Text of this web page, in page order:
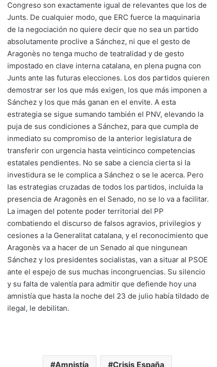
Congreso son exactamente igual de relevantes que los de
Junts. De cualquier modo, que ERC fuerce la maquinaria
de la negociación no quiere decir que no sea un partido
absolutamente proclive a Sánchez, ni que el gesto de
Aragonès no tenga mucho de teatralidad y de gesto
impostado en clave interna catalana, en plena pugna con
Junts ante las futuras elecciones. Los dos partidos quieren
demostrar ser los que más exigen, los que más imponen a
Sánchez y los que más ganan en el envite. A esta
estrategia se sigue sumando también el PNV, elevando la
puja de sus condiciones a Sánchez, para que cumpla de
inmediato su compromiso de la anterior legislatura de
transferir con urgencia hasta veinticinco competencias
estatales pendientes. No se sabe a ciencia cierta si la
investidura se le complica a Sánchez o se le acerca. Pero
las estrategias cruzadas de todos los partidos, incluida la
presencia de Aragonès en el Senado, no se lo va a facilitar.
La imagen del potente poder territorial del PP
combatiendo el discurso de falsos agravios, privilegios y
cesiones a la Generalitat catalana, y el reconocimiento que
Aragonès va a hacer de un Senado al que ningunean
Sánchez y los presidentes socialistas, van a situar al PSOE
ante el espejo de sus muchas incongruencias. Su silencio
y su falta de valentía para admitir que defiende hoy una
amnistía que hasta la noche del 23 de julio había tildado de
ilegal, le debilitan.
Amnistía Crisis España